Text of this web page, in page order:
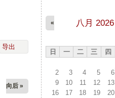
向后 »
导出
八月 2026
«
日 一 二 三 四
2
3 4 5 6
9
10 11 12 13
16
17 18 19 20